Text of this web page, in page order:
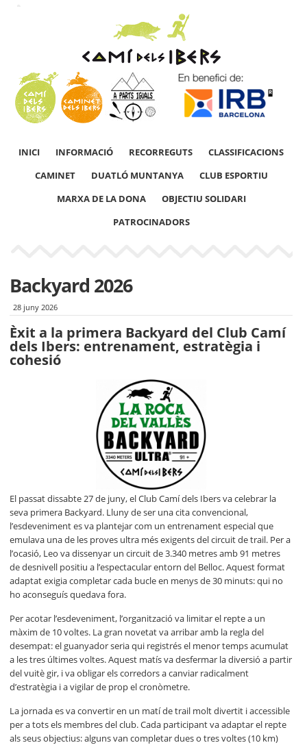
INICI INFORMACIÓ RECORREGUTS
CLASSIFICACIONS
CAMINET
DUATLÓ MUNTANYA
CLUB ESPORTIU
MARXA DE LA DONA
OBJECTIU SOLIDARI
PATROCINADORS
Backyard 2026
28 juny 2026
Èxit a la primera Backyard del Club Camí
dels Ibers: entrenament, estratègia i
cohesió
El passat dissabte 27 de juny, el Club Camí dels Ibers va celebrar la
seva primera Backyard. Lluny de ser una cita convencional,
l’esdeveniment es va plantejar com un entrenament especial que
emulava una de les proves ultra més exigents del circuit de trail. Per a
l’ocasió, Leo va dissenyar un circuit de 3.340 metres amb 91 metres
de desnivell positiu a l’espectacular entorn del Belloc. Aquest format
adaptat exigia completar cada bucle en menys de 30 minuts: qui no
ho aconseguís quedava fora.
Per acotar l’esdeveniment, l’organització va limitar el repte a un
màxim de 10 voltes. La gran novetat va arribar amb la regla del
desempat: el guanyador seria qui registrés el menor temps acumulat
a les tres últimes voltes. Aquest matís va desfermar la diversió a partir
del vuitè gir, i va obligar els corredors a canviar radicalment
d’estratègia i a vigilar de prop el cronòmetre.
La jornada es va convertir en un matí de trail molt divertit i accessible
per a tots els membres del club. Cada participant va adaptar el repte
als seus objectius: alguns van completar dues o tres voltes (10 km)